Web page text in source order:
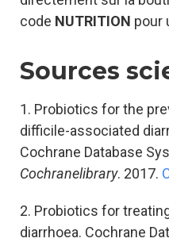
code NUTRITION pour
Sources
1. Probiotics for the
difficile-associated
Cochrane Database
Cochranelibrary. 2017.
2. Probiotics for
diarrhoea. Cochrane